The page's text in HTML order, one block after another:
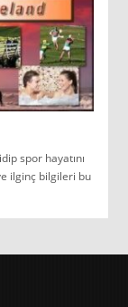
spor hayatını
ilginç bilgileri bu